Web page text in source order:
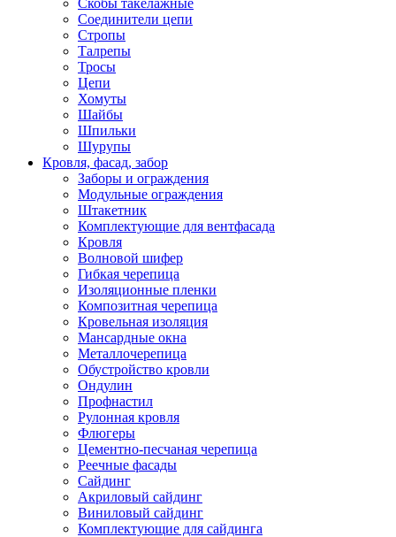
Соединители цепи
Стропы
Талрепы
Тросы
Цепи
Хомуты
Шайбы
Шпильки
Шурупы
Кровля, фасад, забор
Заборы и ограждения
Модульные ограждения
Штакетник
Комплектующие для вентфасада
Кровля
Волновой шифер
Гибкая черепица
Изоляционные пленки
Композитная черепица
Кровельная изоляция
Мансардные окна
Металлочерепица
Обустройство кровли
Ондулин
Профнастил
Рулонная кровля
Флюгеры
Цементно-песчаная черепица
Реечные фасады
Сайдинг
Акриловый сайдинг
Виниловый сайдинг
Комплектующие для сайдинга